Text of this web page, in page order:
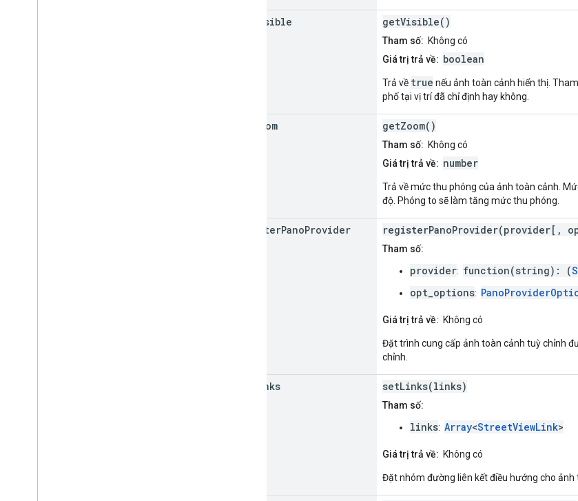
Visible getVisible()
Tham số: Không có
Giá trị trả về: boolean
Trả về true nếu ảnh toàn cảnh hiển thị.
phố tại vị trí đã chỉ định hay không.
Zoom getZoom()
Tham số: Không có
Giá trị trả về: number
Trả về mức thu phóng của ảnh toàn cảnh.
độ. Phóng to sẽ làm tăng mức thu phóng.
registerPanoProvider registerPanoProvider(provider[,
Tham số:
provider: function(string): (
opt_options:
Giá trị trả về: Không có
Đặt trình cung cấp ảnh toàn cảnh tuỳ chỉnh
chỉnh.
Links setLinks(links)
Tham số:
links: Array<StreetViewLink>
Giá trị trả về: Không có
Đặt nhóm đường liên kết điều hướng cho ảnh